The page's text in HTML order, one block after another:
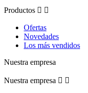
Productos  
Ofertas
Novedades
Los más vendidos
Nuestra empresa
Nuestra empresa  